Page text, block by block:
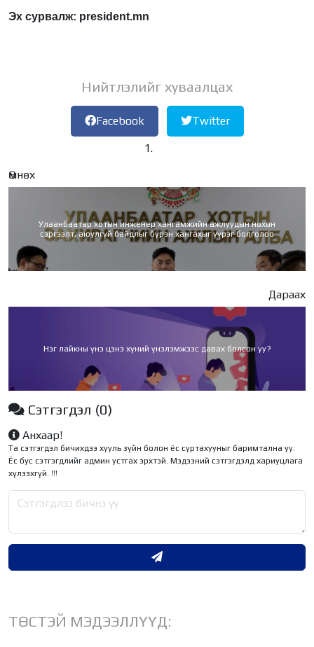
Эх сурвалж: president.mn
Нийтлэлийг хуваалцах
Facebook Twitter
Өмнөх
Улаанбаатар хотын инженер хангамжийн ажлуудын нөхөн
сэргээлт, аюулгүй байдлыг бүрэн хангахыг үүрэг болголоо
Дараах
Нэг лайкны үнэ цэнэ хүний үнэлэмжээс давах болсон уу?
Сэтгэгдэл (0)
Анхаар!
Та сэтгэгдэл бичихдээ хууль зүйн болон ёс суртахууныг баримтална уу.
Ёс бус сэтгэгдлийг админ устгах эрхтэй. Мэдээний сэтгэгдэлд хариуцлага
хүлээхгүй. !!!
ТӨСТЭЙ МЭДЭЭЛЛҮҮД: